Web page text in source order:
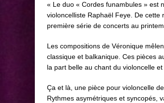
« Le duo « Cordes funambules » est
violoncelliste Raphaël Feye. De cette
première série de concerts au
Les compositions de Véronique
classique et balkanique. Ces pièces
la part belle au chant du violoncelle
Ça et là, une pièce pour violoncelle
Rythmes asymétriques et syncopés,